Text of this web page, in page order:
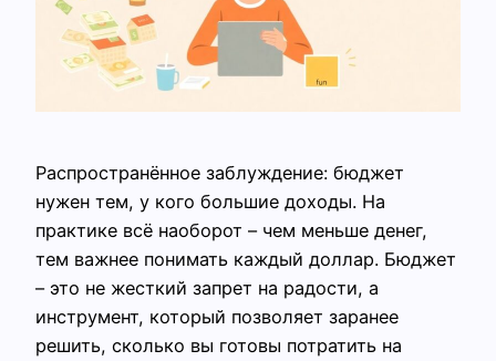
Распространённое заблуждение: бюджет
нужен тем, у кого большие доходы. На
практике всё наоборот – чем меньше денег,
тем важнее понимать каждый доллар. Бюджет
– это не жесткий запрет на радости, а
инструмент, который позволяет заранее
решить, сколько вы готовы потратить на